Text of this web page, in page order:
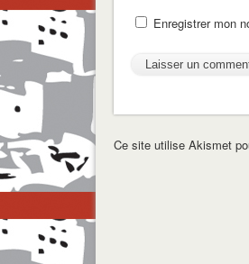
Enregistrer mon
Ce site utilise Akismet